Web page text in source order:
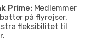
Prime: Medlemmer
på flyrejser,
fleksibilitet til